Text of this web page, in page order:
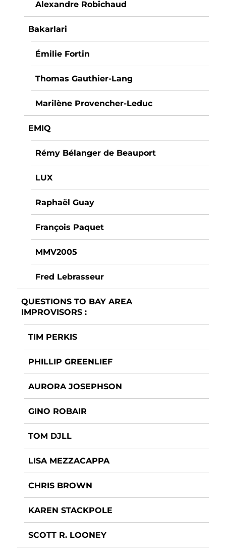
Alexandre Robichaud
Bakarlari
Émilie Fortin
Thomas Gauthier-Lang
Marilène Provencher-Leduc
EMIQ
Rémy Bélanger de Beauport
LUX
Raphaël Guay
François Paquet
MMV2005
Fred Lebrasseur
QUESTIONS TO BAY AREA
IMPROVISORS :
TIM PERKIS
PHILLIP GREENLIEF
AURORA JOSEPHSON
GINO ROBAIR
TOM DJLL
LISA MEZZACAPPA
CHRIS BROWN
KAREN STACKPOLE
SCOTT R. LOONEY